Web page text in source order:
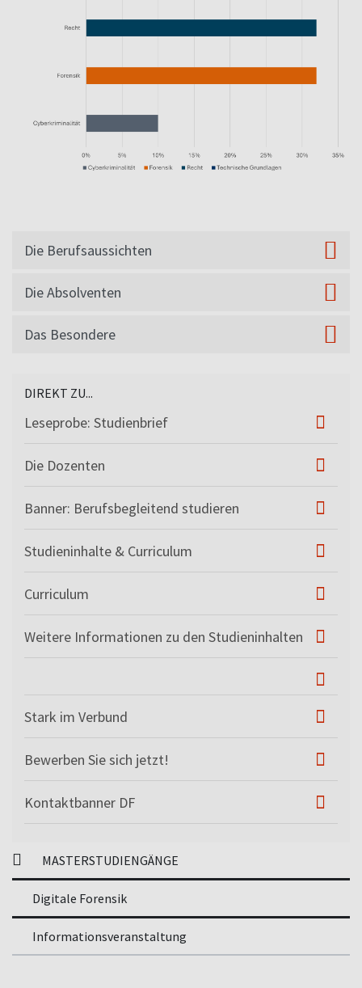
Die Berufsaussichten
Die Absolventen
Das Besondere
DIREKT ZU...
Leseprobe: Studienbrief
Die Dozenten
Banner: Berufsbegleitend studieren
Studieninhalte & Curriculum
Curriculum
Weitere Informationen zu den Studieninhalten
Stark im Verbund
Bewerben Sie sich jetzt!
Kontaktbanner DF
MASTERSTUDIENGÄNGE
Digitale Forensik
Informationsveranstaltung